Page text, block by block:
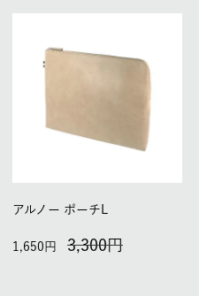
アルノー ポーチL
3,300
1,650